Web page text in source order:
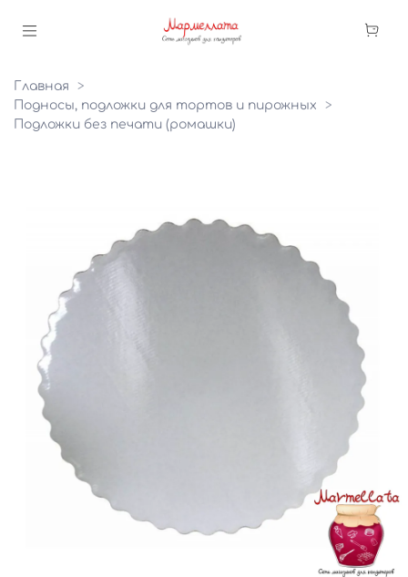
Главная
Подносы, подложки для тортов и пирожных
Подложки без печати (ромашки)